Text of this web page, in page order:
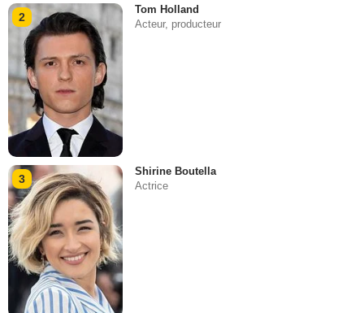
2
Tom Holland
Acteur, producteur
3
Shirine Boutella
Actrice